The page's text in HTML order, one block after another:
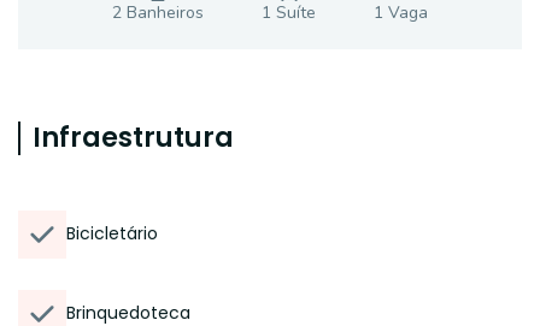
2 Banheiros 1 Suíte 1 Vaga
Infraestrutura
Bicicletário
Brinquedoteca